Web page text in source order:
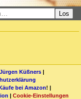
Los
Küßners |
bei Amazon! |
| Cookie-Einstellungen